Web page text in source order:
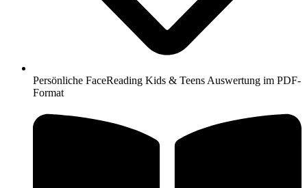
Persönliche FaceReading Kids & Teens Auswertung im PDF-
Format